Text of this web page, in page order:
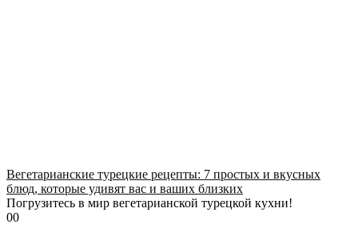
Вегетарианские турецкие рецепты: 7 простых и вкусных
блюд, которые удивят вас и ваших близких
Погрузитесь в мир вегетарианской турецкой кухни!
00